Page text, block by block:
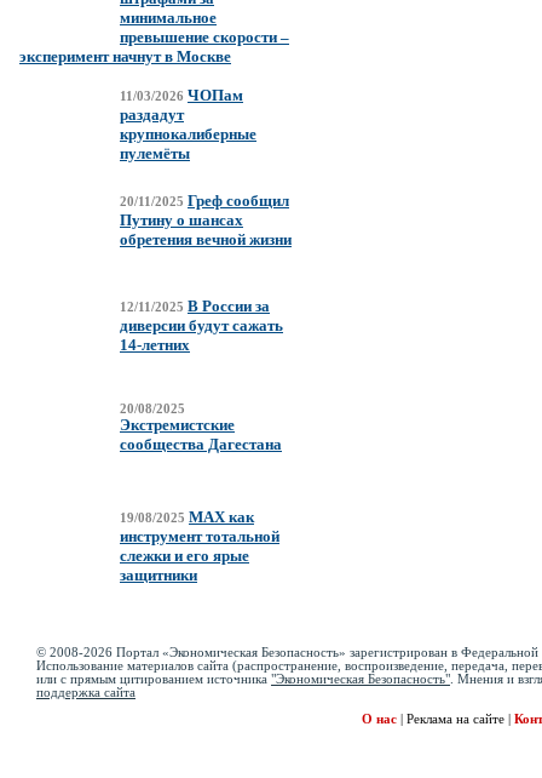
минимальное
превышение скорости –
эксперимент начнут в Москве
11/03/2026 ЧОПам
раздадут
крупнокалиберные
пулемёты
20/11/2025 Греф сообщил
Путину о шансах
обретения вечной жизни
12/11/2025 В России за
диверсии будут сажать
14-летних
20/08/2025
Экстремистские
сообщества Дагестана
19/08/2025 MAX как
инструмент тотальной
слежки и его ярые
защитники
© 2008-2026 Портал «Экономическая Безопасность» зарегистрирован в
Использование материалов сайта (распространение, воспроизведение, передача,
или с прямым цитированием источника "Экономическая Безопасность" . Мнения и
поддержка сайта
О нас
Реклама на сайте